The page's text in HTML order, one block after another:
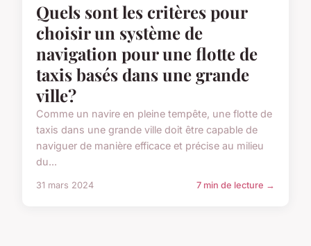
Quels sont les critères pour
choisir un système de
navigation pour une flotte de
taxis basés dans une grande
ville?
Comme un navire en pleine tempête, une flotte de
taxis dans une grande ville doit être capable de
naviguer de manière efficace et précise au milieu
du...
31 mars 2024 7 min de lecture →